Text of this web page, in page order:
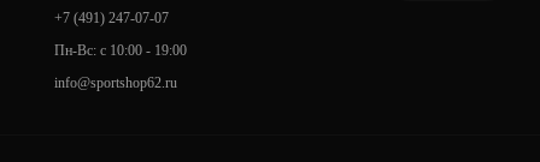
+7 (491) 247-07-07
Пн-Вс: с 10:00 - 19:00
info@sportshop62.ru